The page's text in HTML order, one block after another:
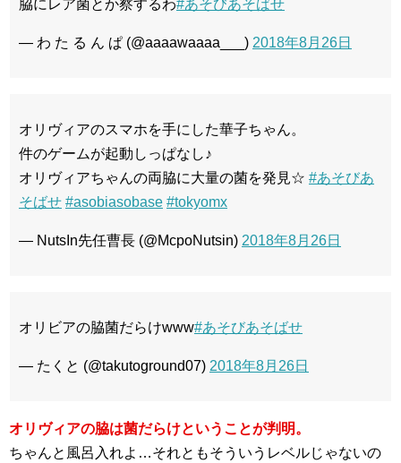
脇にレア菌とか察するわ#あそびあそばせ
— わ た る ん ぱ (@aaaawaaaa___) 2018年8月26日
オリヴィアのスマホを手にした華子ちゃん。
件のゲームが起動しっぱなし♪
オリヴィアちゃんの両脇に大量の菌を発見☆ #あそびあ
そばせ #asobiasobase #tokyomx
— NutsIn先任曹長 (@McpoNutsin) 2018年8月26日
オリビアの脇菌だらけwww#あそびあそばせ
— たくと (@takutoground07) 2018年8月26日
オリヴィアの脇は菌だらけということが判明。
ちゃんと風呂入れよ…それともそういうレベルじゃないの